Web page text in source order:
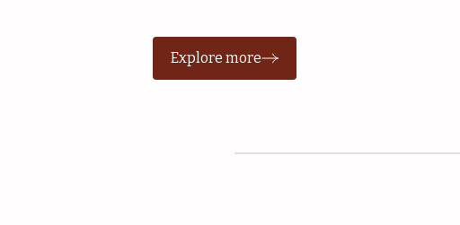
Explore more